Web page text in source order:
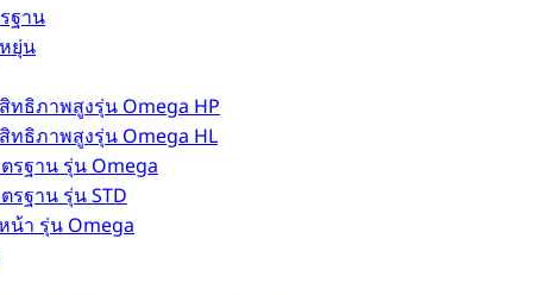
ฐาน
ยุ่น
ธิภาพสูงรุ่น Omega HP
ธิภาพสูงรุ่น Omega HL
รฐาน รุ่น Omega
ฐาน รุ่น STD
น้า รุ่น Omega